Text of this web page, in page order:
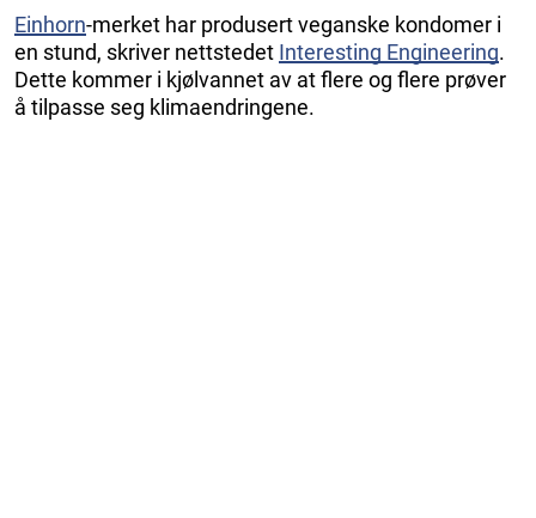
Einhorn-merket har produsert veganske kondomer i
en stund, skriver nettstedet Interesting Engineering.
Dette kommer i kjølvannet av at flere og flere prøver
å tilpasse seg klimaendringene.